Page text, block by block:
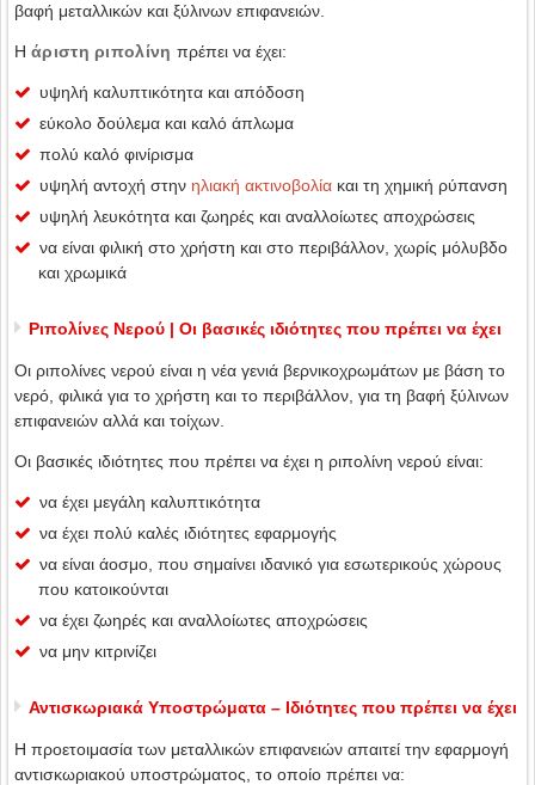
βαφή μεταλλικών και ξύλινων επιφανειών.
Η άριστη ριπολίνη πρέπει να έχει:
υψηλή καλυπτικότητα και απόδοση
εύκολο δούλεμα και καλό άπλωμα
πολύ καλό φινίρισμα
υψηλή αντοχή στην ηλιακή ακτινοβολία και τη χημική ρύπανση
υψηλή λευκότητα και ζωηρές και αναλλοίωτες αποχρώσεις
να είναι φιλική στο χρήστη και στο περιβάλλον, χωρίς μόλυβδο
και χρωμικά
Ριπολίνες Νερού | Οι βασικές ιδιότητες που πρέπει να έχει
Οι ριπολίνες νερού είναι η νέα γενιά βερνικοχρωμάτων με βάση το
νερό, φιλικά για το χρήστη και το περιβάλλον, για τη βαφή ξύλινων
επιφανειών αλλά και τοίχων.
Οι βασικές ιδιότητες που πρέπει να έχει η ριπολίνη νερού είναι:
να έχει μεγάλη καλυπτικότητα
να έχει πολύ καλές ιδιότητες εφαρμογής
να είναι άοσμο, που σημαίνει ιδανικό για εσωτερικούς χώρους
που κατοικούνται
να έχει ζωηρές και αναλλοίωτες αποχρώσεις
να μην κιτρινίζει
Αντισκωριακά Υποστρώματα – Ιδιότητες που πρέπει να έχει
Η προετοιμασία των μεταλλικών επιφανειών απαιτεί την εφαρμογή
αντισκωριακού υποστρώματος, το οποίο πρέπει να: